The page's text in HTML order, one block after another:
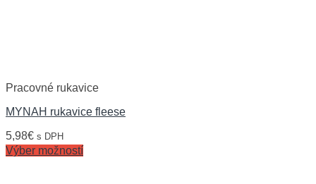
Pracovné rukavice
MYNAH rukavice fleese
5,98€ s DPH
Výber možností